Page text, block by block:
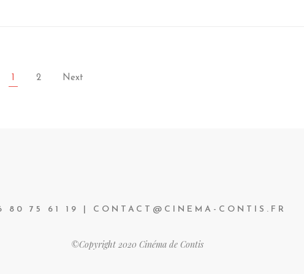
1 2 Next
80 75 61 19 | CONTACT@CINEMA-CONTIS.FR
©Copyright 2020 Cinéma de Contis